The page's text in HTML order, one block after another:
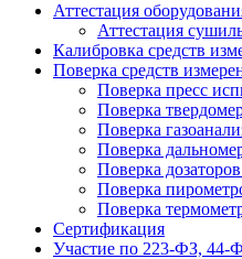
Аттестация
Аттестация
Калибровка средств
Поверка средств
Поверка пресс
Поверка
Поверка
Поверка
Поверка
Поверка
Поверка
Сертификация
Участие по 223-ФЗ, 44-